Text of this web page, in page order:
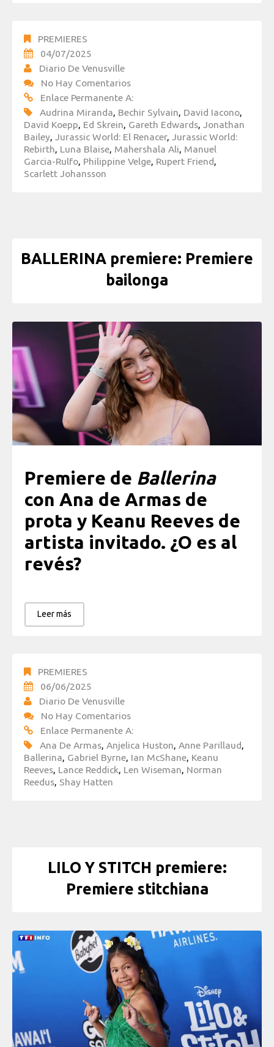
PREMIERES
04/07/2025
Diario De Venusville
No Hay Comentarios
Enlace Permanente A:
Audrina Miranda, Bechir Sylvain, David Iacono,
David Koepp, Ed Skrein, Gareth Edwards, Jonathan
Bailey, Jurassic World: El Renacer, Jurassic World:
Rebirth, Luna Blaise, Mahershala Ali, Manuel
Garcia-Rulfo, Philippine Velge, Rupert Friend,
Scarlett Johansson
BALLERINA premiere: Premiere
bailonga
Premiere de Ballerina
con Ana de Armas de
prota y Keanu Reeves de
artista invitado. ¿O es al
revés?
Leer más
PREMIERES
06/06/2025
Diario De Venusville
No Hay Comentarios
Enlace Permanente A:
Ana De Armas, Anjelica Huston, Anne Parillaud,
Ballerina, Gabriel Byrne, Ian McShane, Keanu
Reeves, Lance Reddick, Len Wiseman, Norman
Reedus, Shay Hatten
LILO Y STITCH premiere:
Premiere stitchiana